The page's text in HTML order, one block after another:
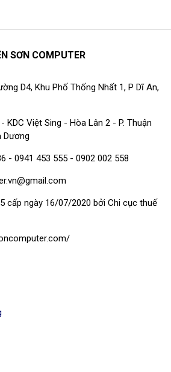
SƠN COMPUTER
D4, Khu Phố Thống Nhất 1, P Dĩ An,
- KDC Việt Sing - Hòa Lân 2 - P. Thuận
Dương
- 0941 453 555 - 0902 002 558
cấp ngày 16/07/2020 bởi Chi cục thuế